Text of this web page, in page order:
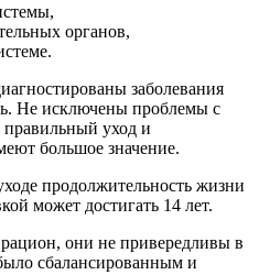
органов,
заболевания
Не исключены проблемы с
уход и
большое значение.
продолжительность жизни
может достигать 14 лет.
они не привередливы в
сбалансированным и